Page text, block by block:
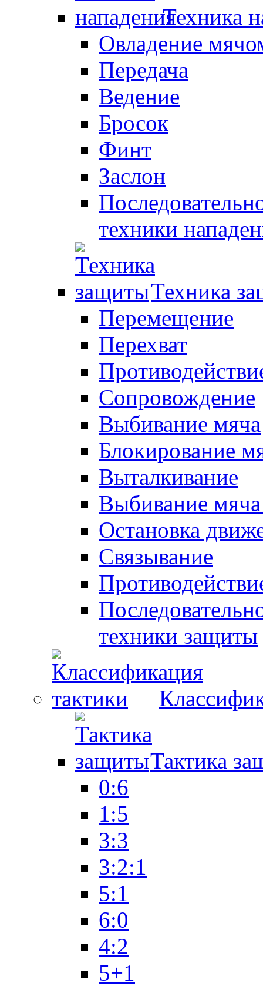
Техника
Овладение
Передача
Ведение
Бросок
Финт
Заслон
техники
Техника
Перемещение
Перехват
Сопровождение
Выбивание мяча
Блокирование
Выталкивание
Выбивание
Остановка
Связывание
техники защиты
Тактика
0:6
1:5
3:3
3:2:1
5:1
6:0
4:2
5+1